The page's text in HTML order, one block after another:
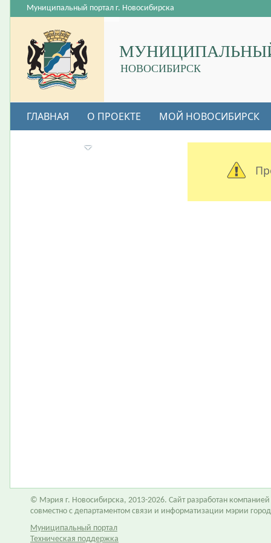
НОВОСИБИРСК
Муниципальный портал г. Новосибирска
ГЛАВНАЯ О ПРОЕКТЕ МОЙ НОВОСИБИРСК
© Мэрия г. Новосибирска, 2013-2026. Сайт разработан компанией
совместно с департаментом связи и информатизации мэрии
Муниципальный портал
Техническая поддержка